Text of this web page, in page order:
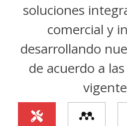
soluciones
comercial y
desarrollando
de acuerdo a